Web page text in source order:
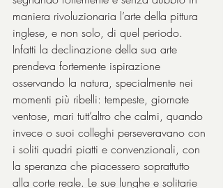
maniera rivoluzionaria l’arte della pittura
inglese, e non solo, di quel periodo.
Infatti la declinazione della sua arte
prendeva fortemente ispirazione
osservando la natura, specialmente nei
momenti più ribelli: tempeste, giornate
ventose, mari tutt’altro che calmi, quando
invece o suoi colleghi perseveravano con
i soliti quadri piatti e convenzionali, con
la speranza che piacessero soprattutto
alla corte reale. Le sue lunghe e solitarie